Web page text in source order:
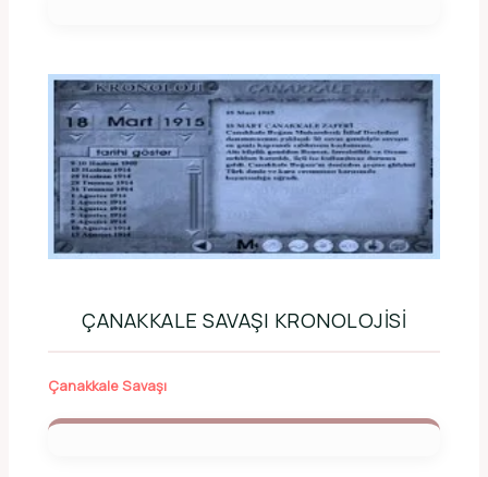
ÇANAKKALE SAVAŞI KRONOLOJISI
Çanakkale Savaşı